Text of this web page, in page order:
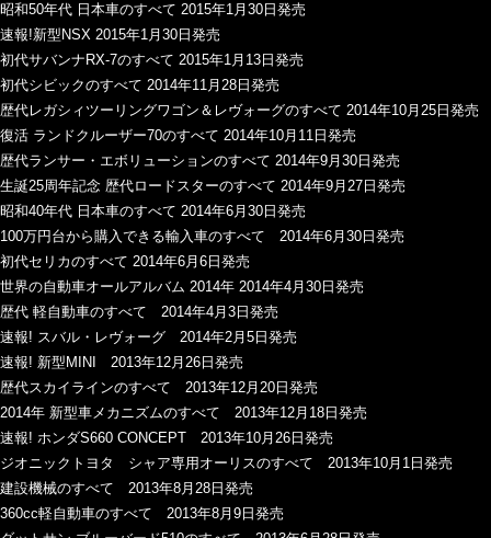
昭和50年代 日本車のすべて 2015年1月30日発売
速報!新型NSX 2015年1月30日発売
初代サバンナRX-7のすべて 2015年1月13日発売
初代シビックのすべて 2014年11月28日発売
歴代レガシィツーリングワゴン＆レヴォーグのすべて 2014年10月25日発売
復活 ランドクルーザー70のすべて 2014年10月11日発売
歴代ランサー・エボリューションのすべて 2014年9月30日発売
生誕25周年記念 歴代ロードスターのすべて 2014年9月27日発売
昭和40年代 日本車のすべて 2014年6月30日発売
100万円台から購入できる輸入車のすべて 2014年6月30日発売
初代セリカのすべて 2014年6月6日発売
世界の自動車オールアルバム 2014年 2014年4月30日発売
歴代 軽自動車のすべて 2014年4月3日発売
速報! スバル・レヴォーグ 2014年2月5日発売
速報! 新型MINI 2013年12月26日発売
歴代スカイラインのすべて 2013年12月20日発売
2014年 新型車メカニズムのすべて 2013年12月18日発売
速報! ホンダS660 CONCEPT 2013年10月26日発売
ジオニックトヨタ シャア専用オーリスのすべて 2013年10月1日発売
建設機械のすべて 2013年8月28日発売
360cc軽自動車のすべて 2013年8月9日発売